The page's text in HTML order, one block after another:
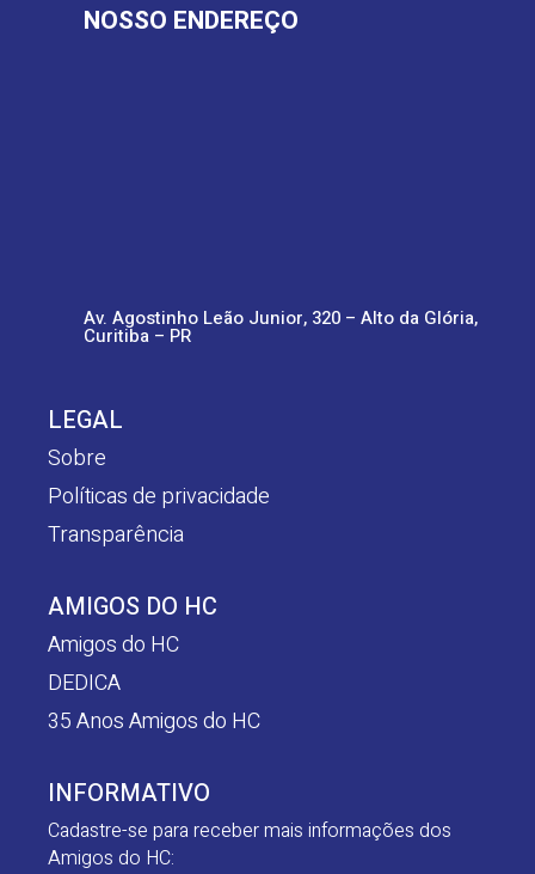
NOSSO ENDEREÇO
Av. Agostinho Leão Junior, 320 – Alto da Glória,
Curitiba – PR
LEGAL
Sobre
Políticas de privacidade
Transparência
AMIGOS DO HC
Amigos do HC
DEDICA
35 Anos Amigos do HC
INFORMATIVO
Cadastre-se para receber mais informações dos
Amigos do HC: